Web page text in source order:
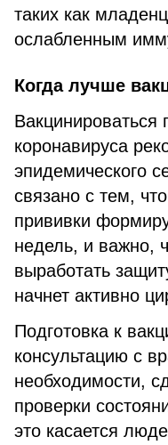
таких как
ослабленным
Когда лучше
Вакцинироваться
коронавируса
эпидемического
связано с тем,
прививки
недель, и важно,
выработать
начнет активно
Подготовка к
консультацию с
необходимости,
проверки
это касается